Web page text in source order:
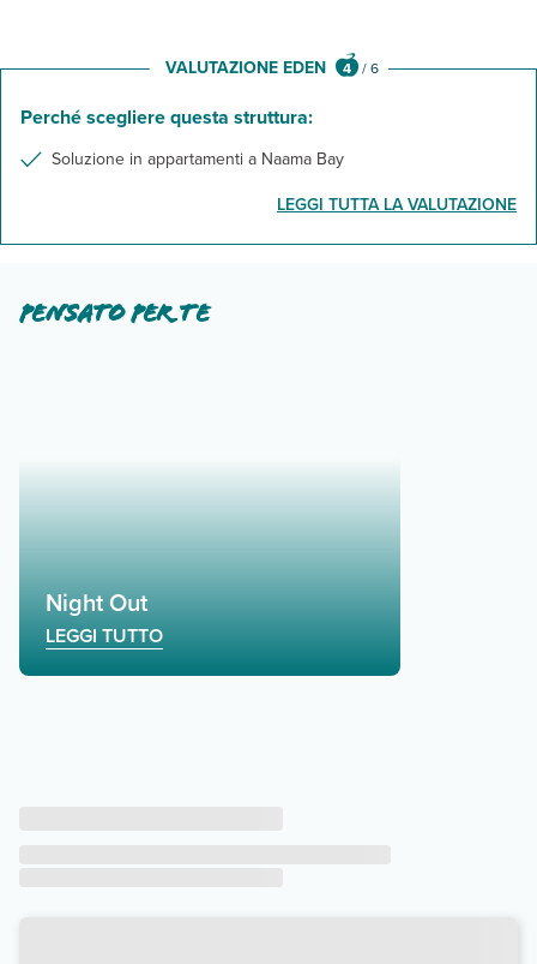
VALUTAZIONE EDEN 4 /6
Perché scegliere questa struttura:
Soluzione in appartamenti a Naama Bay
LEGGI TUTTA LA VALUTAZIONE
Pensato per te
Night Out
LEGGI TUTTO